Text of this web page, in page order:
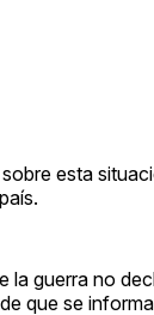
esta
la guerra no
que se